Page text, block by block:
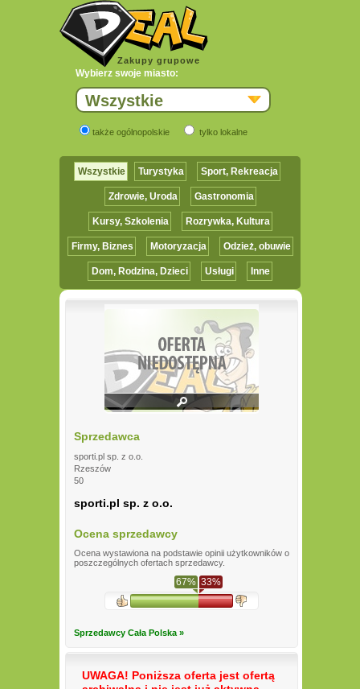
Zakupy grupowe
Wybierz swoje miasto:
Wszystkie
także ogólnopolskie tylko lokalne
Wszystkie Turystyka Sport, Rekreacja
Zdrowie, Uroda Gastronomia
Kursy, Szkolenia Rozrywka, Kultura
Firmy, Biznes Motoryzacja Odzież, obuwie
Dom, Rodzina, Dzieci Usługi Inne
Sprzedawca
sporti.pl sp. z o.o.
Rzeszów
50
sporti.pl sp. z o.o.
Ocena sprzedawcy
Ocena wystawiona na podstawie opinii użytkowników o
poszczególnych ofertach sprzedawcy.
67% 33%
Sprzedawcy Cała Polska »
UWAGA! Poniższa oferta jest ofertą